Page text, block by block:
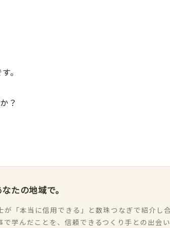
。
？
たの地域で。
「本当に信用できる」と数珠つなぎで紹介し
学んだことを、信頼できるつくり手との出会